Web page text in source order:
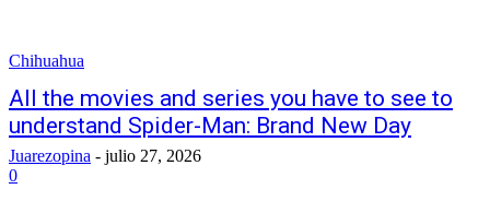
Chihuahua
All the movies and series you have to see to
understand Spider-Man: Brand New Day
Juarezopina - julio 27, 2026
0